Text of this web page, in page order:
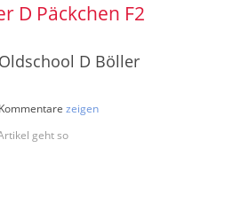
D Päckchen F2
D Böller
geht so
zeigen